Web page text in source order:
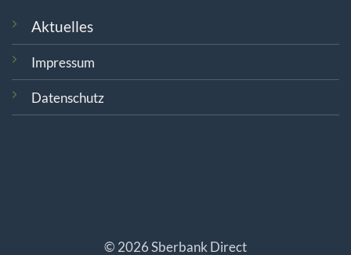
Aktuelles
Impressum
Datenschutz
© 2026 Sberbank Direct